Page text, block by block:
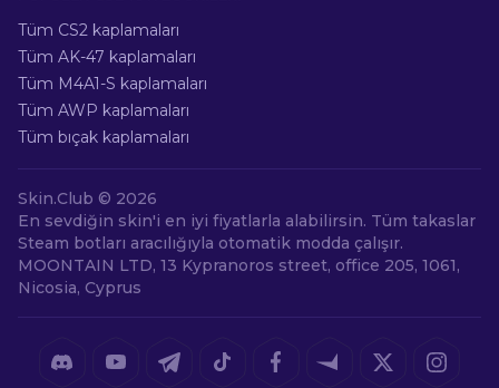
Tüm CS2 kaplamaları
Tüm AK-47 kaplamaları
Tüm M4A1-S kaplamaları
Tüm AWP kaplamaları
Tüm bıçak kaplamaları
Skin.Club © 2026
En sevdiğin skin'i en iyi fiyatlarla alabilirsin. Tüm takaslar
Steam botları aracılığıyla otomatik modda çalışır.
MOONTAIN LTD, 13 Kypranoros street, office 205, 1061,
Nicosia, Cyprus